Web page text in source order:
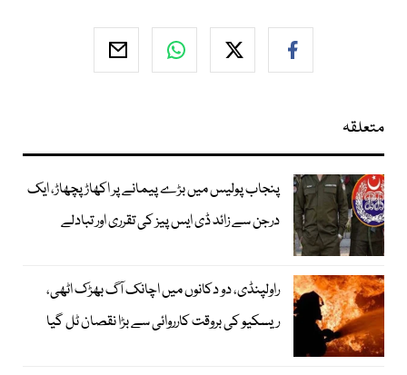
متعلقہ
پنجاب پولیس میں بڑے پیمانے پر اکھاڑ پچھاڑ، ایک
درجن سے زائد ڈی ایس پیز کی تقرری اور تبادلے
راولپنڈی، دو دکانوں میں اچانک آگ بھڑک اٹھی،
ریسکیو کی بروقت کارروائی سے بڑا نقصان ٹل گیا